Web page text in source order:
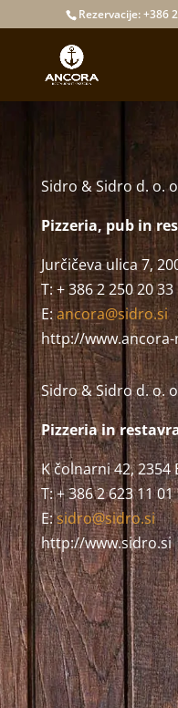
Rezervacije: +386
Sidro & Sidro d. o.
Pizzeria, pub in
Jurčičeva ulica 7,
T: + 386 2 250 20 33
E:ancora@sidro.si
http://www.ancora-
Sidro & Sidro d. o.
Pizzeria in
K čolnarni 42, 2354
T: + 386 2 623 11 01
E:sidro@sidro.si
http://www.sidro.si